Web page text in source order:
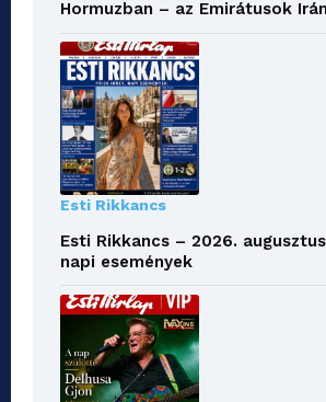
Hormuzban – az Emirátusok
Esti Rikkancs
Esti Rikkancs – 2026.
napi események